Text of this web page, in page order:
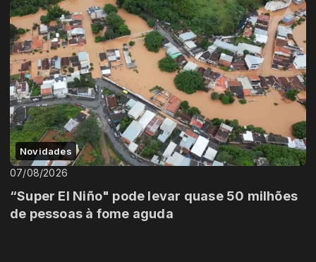
Novidades
07/08/2026
“Super El Niño" pode levar quase 50 milhões
de pessoas à fome aguda